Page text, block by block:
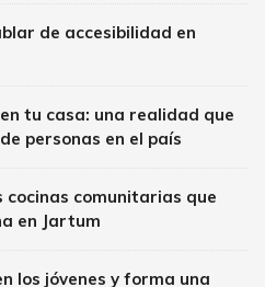
de accesibilidad en
tu casa: una realidad que
personas en el país
cocinas comunitarias que
en Jartum
los jóvenes y forma una